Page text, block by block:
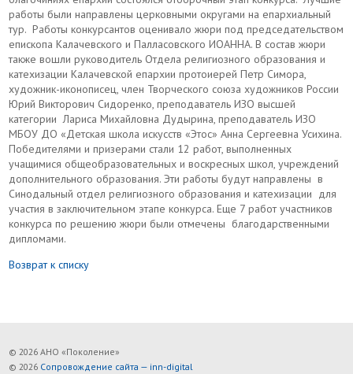
работы были направлены церковными округами на епархиальный
тур. Работы конкурсантов оценивало жюри под председательством
епископа Калачевского и Палласовского ИОАННА. В состав жюри
также вошли руководитель Отдела религиозного образования и
катехизации Калачевской епархии протоиерей Петр Симора,
художник-иконописец, член Творческого союза художников России
Юрий Викторович Сидоренко, преподаватель ИЗО высшей
категории Лариса Михайловна Дудырина, преподаватель ИЗО
МБОУ ДО «Детская школа искусств «Этос» Анна Сергеевна Усихина.
Победителями и призерами стали 12 работ, выполненных
учащимися общеобразовательных и воскресных школ, учреждений
дополнительного образования. Эти работы будут направлены в
Синодальный отдел религиозного образования и катехизации для
участия в заключительном этапе конкурса. Еще 7 работ участников
конкурса по решению жюри были отмечены благодарственными
дипломами.
Возврат к списку
© 2026 АНО «Поколение»
© 2026 Сопровождение сайта — inn-digital